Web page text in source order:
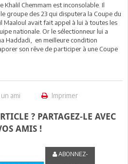
Khalil Chemmam est inconsolable. Il
groupe des 23 qui disputera la Coupe du
Maaloul avait fait appel à lui à toutes les
nationale. Or le sélectionneur lui a
Haddadi, en meilleure condition
son rêve de participer à une Coupe
ami Imprimer
? PARTAGEZ-LE AVEC
AMIS !
ABONNEZ-